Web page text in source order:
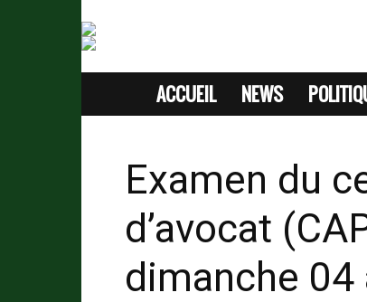
SITE
SANS
PASSION
ACCUEIL NEWS
Examen du
d’avocat
dimanche 04